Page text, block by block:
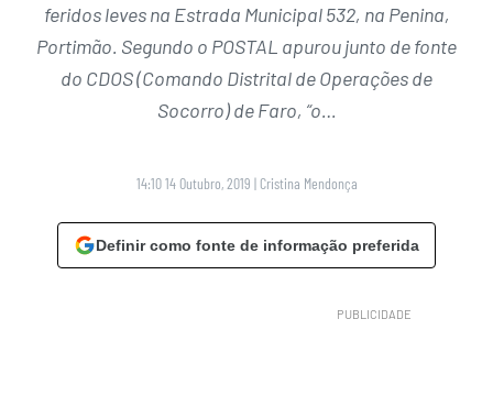
feridos leves na Estrada Municipal 532, na Penina,
Portimão. Segundo o POSTAL apurou junto de fonte
do CDOS (Comando Distrital de Operações de
Socorro) de Faro, “o…
14:10 14 Outubro, 2019 | Cristina Mendonça
Definir como fonte de informação preferida